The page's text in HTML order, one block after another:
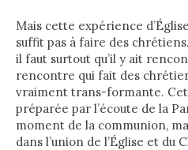
Mais cette expérience
suffit pas à faire des
il faut surtout qu’il y ait
rencontre qui fait des
vraiment trans-formante.
préparée par l’écoute de la
moment de la communion,
dans l’union de l’Église et du